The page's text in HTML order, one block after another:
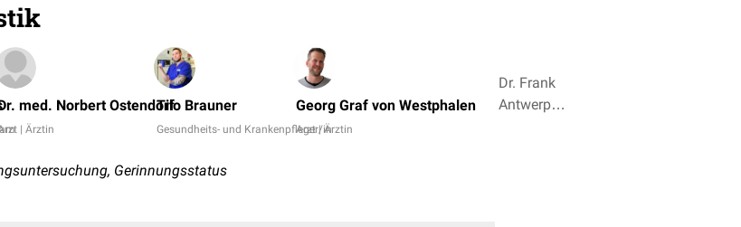
med. Norbert Ostendorf
| Ärztin
Tilo Brauner
Gesundheits- und Krankenpfleger/in
Georg Graf von Westphalen
Arzt | Ärztin
Dr. Frank
Antwerpes,
Gerinnungsstatus